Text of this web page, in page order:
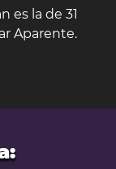
es la de 31
Aparente.